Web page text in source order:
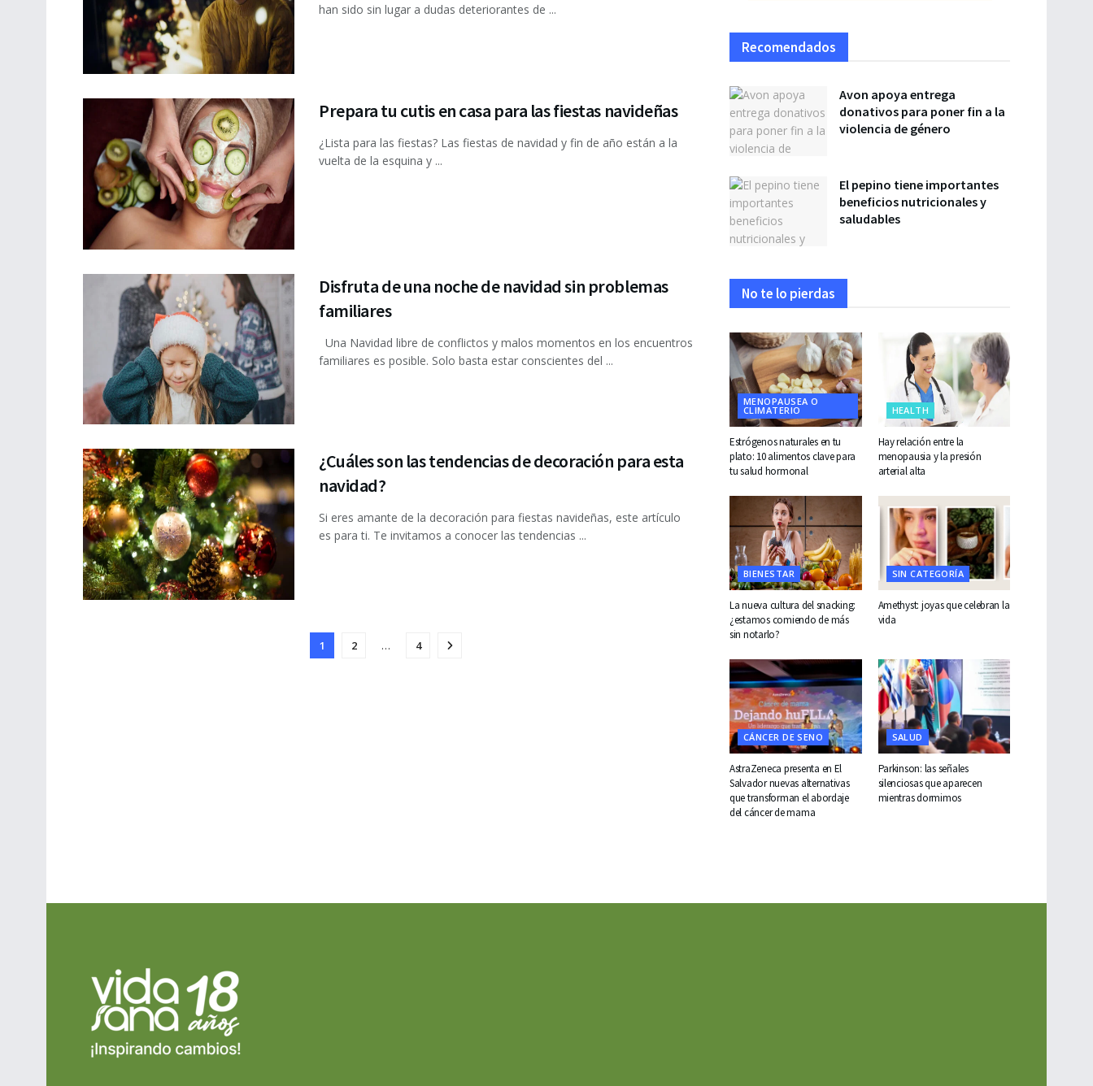
han sido sin lugar a dudas deteriorantes de ...
Prepara tu cutis en casa para las fiestas navideñas
¿Lista para las fiestas? Las fiestas de navidad y fin de año están a la
vuelta de la esquina y ...
Disfruta de una noche de navidad sin problemas
familiares
Una Navidad libre de conflictos y malos momentos en los encuentros
familiares es posible. Solo basta estar conscientes del ...
¿Cuáles son las tendencias de decoración para esta
navidad?
Si eres amante de la decoración para fiestas navideñas, este artículo
es para ti. Te invitamos a conocer las tendencias ...
1 2 … 4
Recomendados
Avon apoya entrega
donativos para poner fin a la
violencia de género
El pepino tiene importantes
beneficios nutricionales y
saludables
No te lo pierdas
MENOPAUSEA O
CLIMATERIO
Estrógenos naturales en tu
plato: 10 alimentos clave para
tu salud hormonal
HEALTH
Hay relación entre la
menopausia y la presión
arterial alta
BIENESTAR
La nueva cultura del snacking:
¿estamos comiendo de más
sin notarlo?
SIN CATEGORÍA
Amethyst: joyas que celebran la
vida
CÁNCER DE SENO
AstraZeneca presenta en El
Salvador nuevas alternativas
que transforman el abordaje
del cáncer de mama
SALUD
Parkinson: las señales
silenciosas que aparecen
mientras dormimos